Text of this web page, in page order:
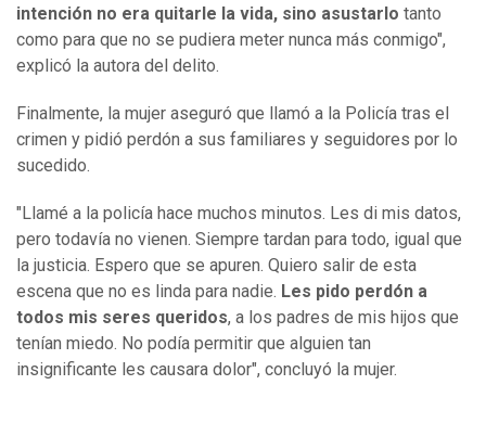
intención no era quitarle la vida, sino asustarlo tanto
como para que no se pudiera meter nunca más conmigo",
explicó la autora del delito.
Finalmente, la mujer aseguró que llamó a la Policía tras el
crimen y pidió perdón a sus familiares y seguidores por lo
sucedido.
"Llamé a la policía hace muchos minutos. Les di mis datos,
pero todavía no vienen. Siempre tardan para todo, igual que
la justicia. Espero que se apuren. Quiero salir de esta
escena que no es linda para nadie. Les pido perdón a
todos mis seres queridos, a los padres de mis hijos que
tenían miedo. No podía permitir que alguien tan
insignificante les causara dolor", concluyó la mujer.